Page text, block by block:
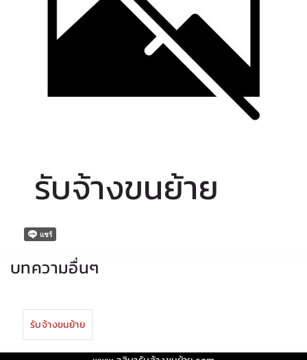
รับจ้างขนย้าย
บทความอื่นๆ
รับจ้างขนย้าย